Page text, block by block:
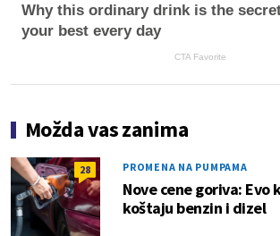
Why this ordinary drink is the
your best every day
CTA Favorite
Možda vas zanima
28 PROMENA NA PUMPAMA
Nove cene goriva: Evo
koštaju benzin i dizel